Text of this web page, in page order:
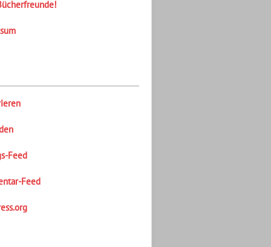
Feed
Feed